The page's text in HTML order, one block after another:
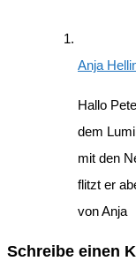
Anja
Hallo
dem
mit den
flitzt er
von Anja
Schreibe einen